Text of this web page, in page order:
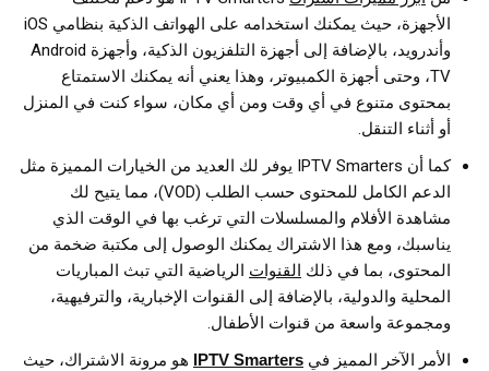
الأجهزة، حيث يمكنك استخدامه على الهواتف الذكية بنظامي iOS
وأندرويد، بالإضافة إلى أجهزة التلفزيون الذكية، وأجهزة Android
TV، وحتى أجهزة الكمبيوتر، وهذا يعني أنه يمكنك الاستمتاع
بمحتوى متنوع في أي وقت ومن أي مكان، سواء كنت في المنزل
أو أثناء التنقل.
كما أن IPTV Smarters يوفر لك العديد من الخيارات المميزة مثل
الدعم الكامل للمحتوى حسب الطلب (VOD)، مما يتيح لك
مشاهدة الأفلام والمسلسلات التي ترغب بها في الوقت الذي
يناسبك، ومع هذا الاشتراك يمكنك الوصول إلى مكتبة ضخمة من
المحتوى، بما في ذلك القنوات الرياضية التي تبث المباريات
المحلية والدولية، بالإضافة إلى القنوات الإخبارية، والترفيهية،
ومجموعة واسعة من قنوات الأطفال.
الأمر الآخر المميز في IPTV Smarters هو مرونة الاشتراك، حيث